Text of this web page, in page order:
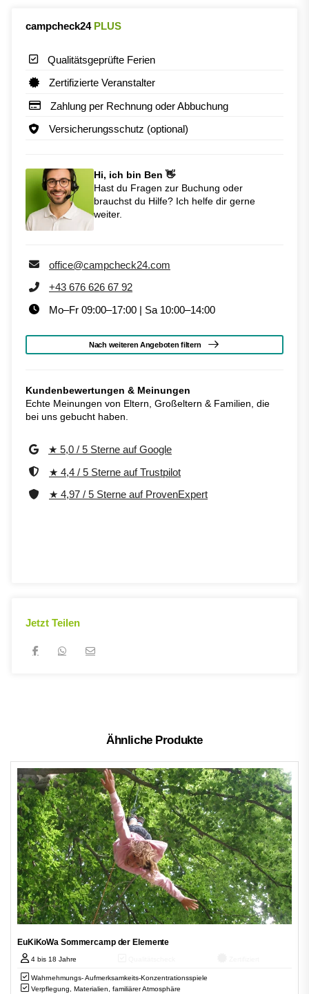
campcheck24 PLUS
Qualitätsgeprüfte Ferien
Zertifizierte Veranstalter
Zahlung per Rechnung oder Abbuchung
Versicherungsschutz (optional)
Hi, ich bin Ben 👋
Hast du Fragen zur Buchung oder
brauchst du Hilfe? Ich helfe dir gerne
weiter.
office@campcheck24.com
+43 676 626 67 92
Mo–Fr 09:00–17:00 | Sa 10:00–14:00
Nach weiteren Angeboten filtern
Kundenbewertungen & Meinungen
Echte Meinungen von Eltern, Großeltern & Familien, die
bei uns gebucht haben.
★ 5,0 / 5 Sterne auf Google
★ 4,4 / 5 Sterne auf Trustpilot
★ 4,97 / 5 Sterne auf ProvenExpert
Jetzt Teilen
Ähnliche Produkte
EuKiKoWa Sommercamp der Elemente
4 bis 18 Jahre
Wahrnehmungs- Aufmerksamkeits-Konzentrationsspiele
Verpflegung, Materialien, familiärer Atmosphäre